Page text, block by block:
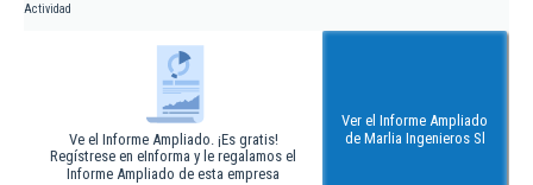
Actividad
Ve el Informe Ampliado. ¡Es gratis!
Regístrese en eInforma y le regalamos el
Informe Ampliado de esta empresa
Ver el Informe Ampliado
de Marlia Ingenieros Sl